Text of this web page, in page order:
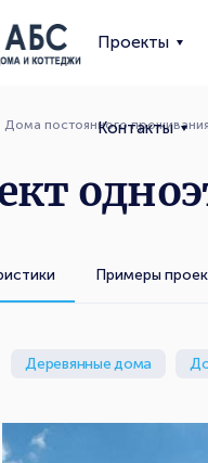
Проекты
Контакты
Дома постоянного проживания
Примеры
Деревянные дома